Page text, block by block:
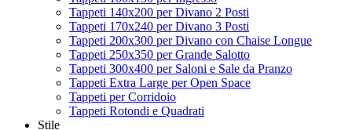
Tappeti 140x200 per Divano 2 Posti
Tappeti 170x240 per Divano 3 Posti
Tappeti 200x300 per Divano con Chaise Longue
Tappeti 250x350 per Grande Salotto
Tappeti 300x400 per Saloni e Sale da Pranzo
Tappeti Extra Large per Open Space
Tappeti per Corridoio
Tappeti Rotondi e Quadrati
Stile